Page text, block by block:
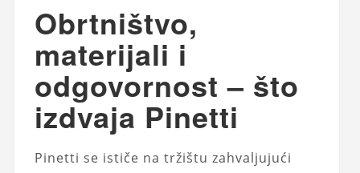
Obrtništvo,
materijali i
odgovornost – što
izdvaja Pinetti
Pinetti se ističe na tržištu zahvaljujući